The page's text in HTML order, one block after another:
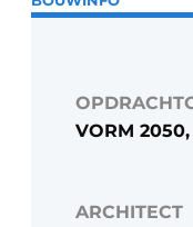
VORM
ARCHITECT